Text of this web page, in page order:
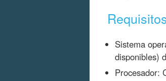
Sistema
disponibles)
Procesador: